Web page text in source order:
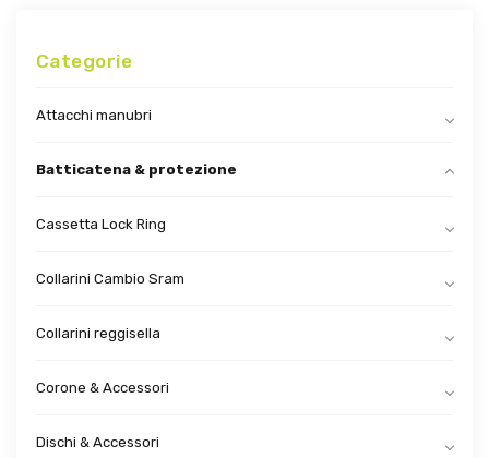
Categorie
Attacchi manubri
Batticatena & protezione
Cassetta Lock Ring
Collarini Cambio Sram
Collarini reggisella
Corone & Accessori
Dischi & Accessori